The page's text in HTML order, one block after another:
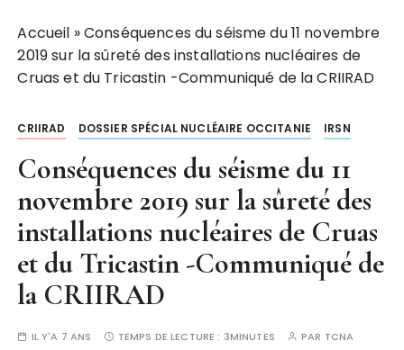
Accueil »Conséquences du séisme du 11 novembre
2019 sur la sûreté des installations nucléaires de
Cruas et du Tricastin -Communiqué de la CRIIRAD
CRIIRAD DOSSIER SPÉCIAL NUCLÉAIRE OCCITANIE IRSN
Conséquences du séisme du 11
novembre 2019 sur la sûreté des
installations nucléaires de Cruas
et du Tricastin -Communiqué de
la CRIIRAD
IL Y'A 7 ANS TEMPS DE LECTURE : 3MINUTES PAR TCNA